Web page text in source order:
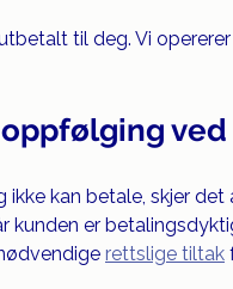
til deg. Vi
ikke kan betale, skjer
kunden er
rettslige tiltak